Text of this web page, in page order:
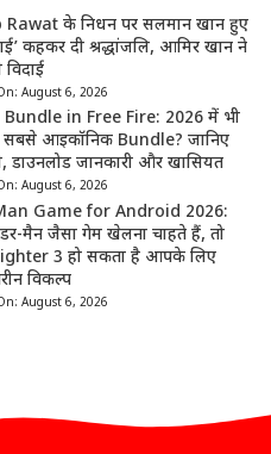
Rawat के निधन पर सलमान खान हुए
कहकर दी श्रद्धांजलि, आमिर खान ने
August 6, 2026
in Free Fire: 2026 में भी
सबसे आइकॉनिक Bundle? जानिए
डाउनलोड जानकारी और खासियत
August 6, 2026
Game for Android 2026:
मैन जैसा गेम खेलना चाहते हैं, तो
3 हो सकता है आपके लिए
विकल्प
August 6, 2026